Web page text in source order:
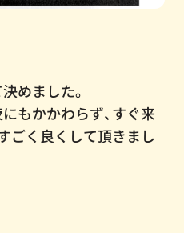
めました。
もかかわらず、すぐ来
ごく良くして頂きまし